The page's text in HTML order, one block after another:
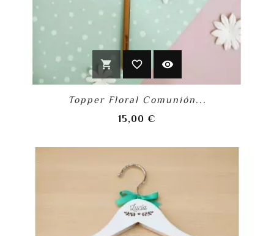
shopping_cart favorite_border visibility
Topper Floral Comunión...
15,00 €